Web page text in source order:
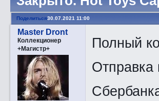
Поделиться30.07.2021 11:00
Master Dront
Коллекционер
+Магистр+
Полный
Отправка